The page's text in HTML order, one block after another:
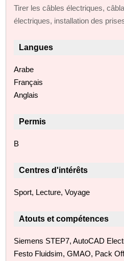
Tirer les câbles électriques,
électriques, installation des
Langues
Arabe
Français
Anglais
Permis
B
Centres d'intérêts
Sport, Lecture, Voyage
Atouts et compétences
Siemens STEP7, AutoCAD
Festo Fluidsim, GMAO, Pack